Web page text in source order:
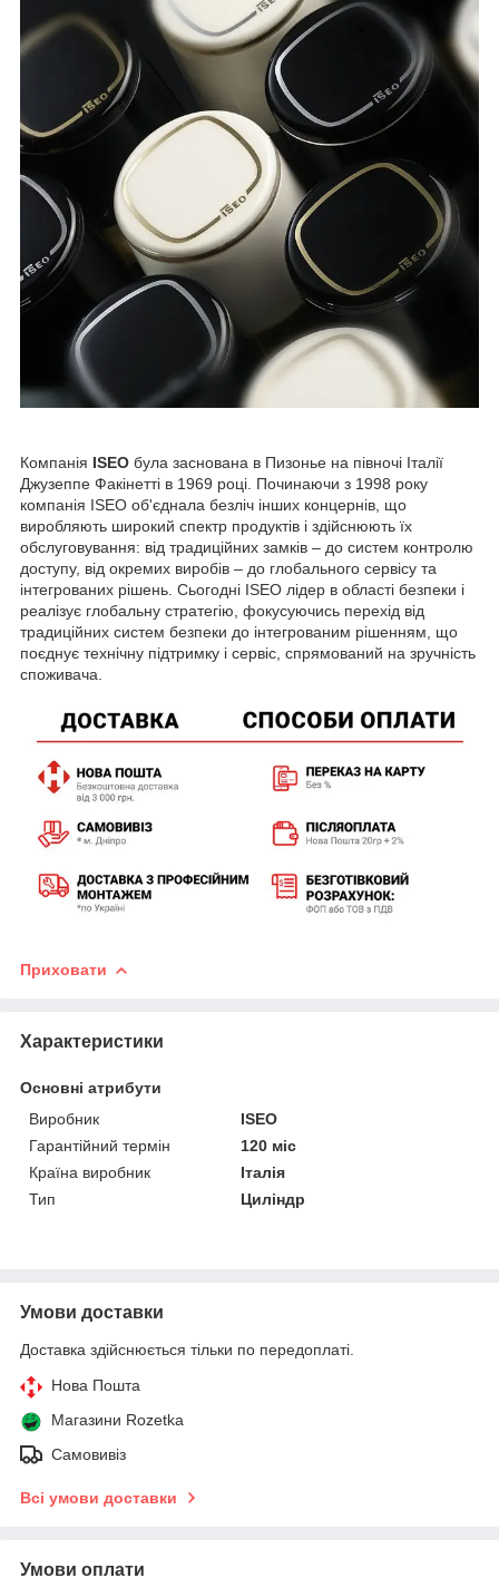
Компанія ISEO була заснована в Пизонье на півночі Італії
Джузеппе Факінетті в 1969 році. Починаючи з 1998 року
компанія ISEO об'єднала безліч інших концернів, що
виробляють широкий спектр продуктів і здійснюють їх
обслуговування: від традиційних замків – до систем контролю
доступу, від окремих виробів – до глобального сервісу та
інтегрованих рішень. Сьогодні ISEO лідер в області безпеки і
реалізує глобальну стратегію, фокусуючись перехід від
традиційних систем безпеки до інтегрованим рішенням, що
поєднує технічну підтримку і сервіс, спрямований на зручність
споживача.
Приховати
Характеристики
Основні атрибути
Виробник
ISEO
Гарантійний термін
120 міс
Країна виробник
Італія
Тип
Циліндр
Умови доставки
Доставка здійснюється тільки по передоплаті.
Нова Пошта
Магазини Rozetka
Самовивіз
Всі умови доставки
Умови оплати